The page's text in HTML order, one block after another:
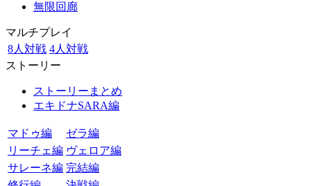
無限回廊
マルチプレイ
8人対戦 4人対戦
ストーリー
ストーリーまとめ
エキドナSARA編
マドゥ編
ゼラ編
リーチェ編 ヴェロア編
サレーネ編 完結編